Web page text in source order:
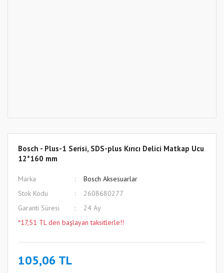
Bosch - Plus-1 Serisi, SDS-plus Kırıcı Delici Matkap Ucu
12*160 mm
Marka
Bosch Aksesuarlar
Stok Kodu
2608680277
Garanti Süresi
24 Ay
*17,51 TL den başlayan taksitlerle!!
105,06 TL